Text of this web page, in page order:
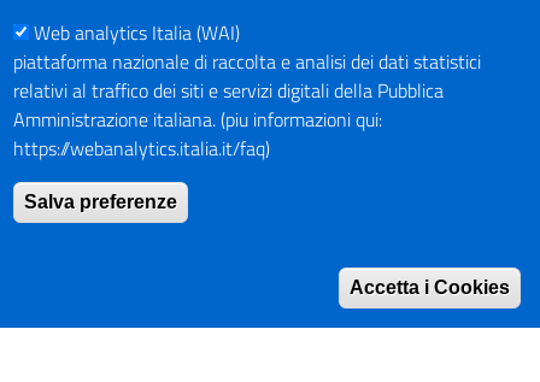
PAGAMENTI
SOCIAL NETWORKS
Pagina Facebook
Profilo Instagram
PNRR (Piano Nazionale di Ripresa e Resilienza)
Web analytics Italia (WAI)
piattaforma nazionale di raccolta e analisi dei dati statistici
relativi al traffico dei siti e servizi digitali della Pubblica
Amministrazione italiana. (piu informazioni qui:
https://webanalytics.italia.it/faq)
Salva preferenze
Accetta i Cookies